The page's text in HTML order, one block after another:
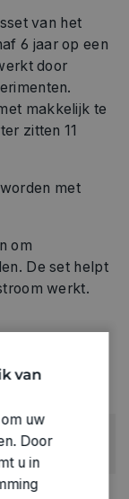
van het
6 jaar op een
door
makkelijk te
zitten 11
met
om
De set helpt
werkt.
van
uw
Door
u in